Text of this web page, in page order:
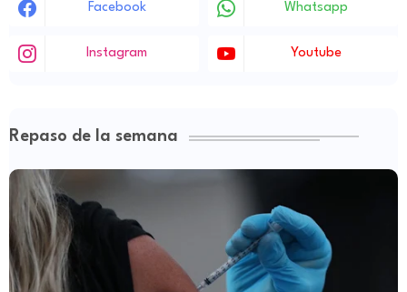
Facebook Whatsapp
Instagram Youtube
Repaso de la semana